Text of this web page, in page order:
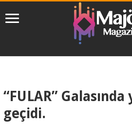
“FULAR” Galasında
geçidi.